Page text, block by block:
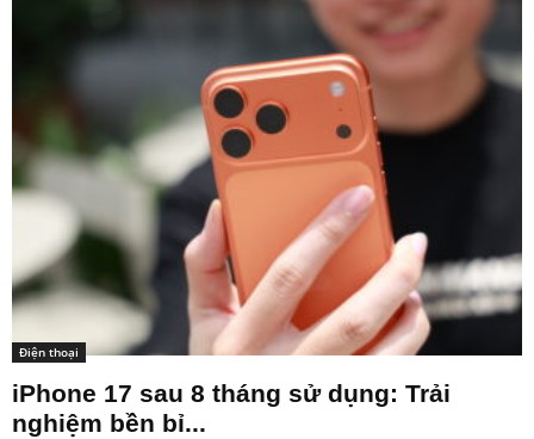
Điện thoại
iPhone 17 sau 8 tháng sử dụng: Trải
nghiệm bền bỉ...